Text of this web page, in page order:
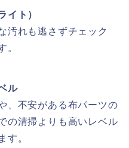
イト）
汚れも逃さずチェック
。
ル
、不安がある布パーツの
の清掃よりも高いレベル
す。